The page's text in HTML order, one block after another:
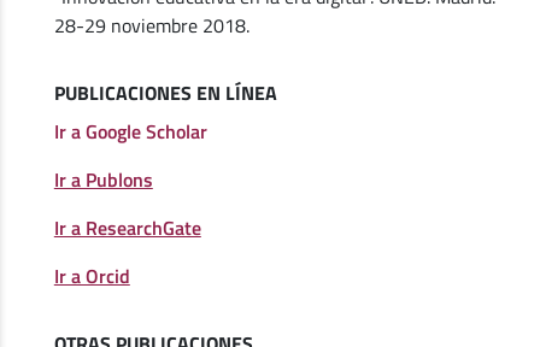
28-29 noviembre 2018.
PUBLICACIONES EN LÍNEA
Ir a Google Scholar
Ir a Publons
Ir a ResearchGate
Ir a Orcid